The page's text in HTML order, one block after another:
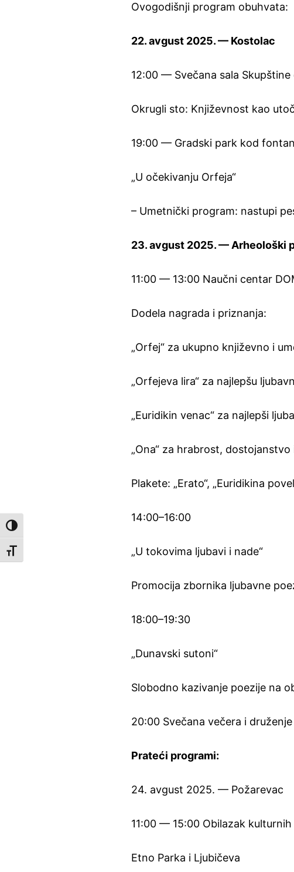
Toggle High Contrast
Toggle Font size
Ovogodišnji program obuhvata:
22. avgust 2025. — Kostolac
12:00 — Svečana sala Skupštine
Okrugli sto: Književnost kao
19:00 — Gradski park kod
„U očekivanju Orfeja“
– Umetnički program: nastupi
23. avgust 2025. — Arheološki
11:00 — 13:00 Naučni centar
Dodela nagrada i priznanja:
„Orfej“ za ukupno književno i
„Orfejeva lira“ za najlepšu
„Euridikin venac“ za najlepši
„Ona“ za hrabrost,
Plakete: „Erato“, „Euridikina
14:00–16:00
„U tokovima ljubavi i nade“
Promocija zbornika ljubavne
18:00–19:30
„Dunavski sutoni“
Slobodno kazivanje poezije na
20:00 Svečana večera i druženje
Prateći programi:
24. avgust 2025. — Požarevac
11:00 — 15:00 Obilazak
Etno Parka i Ljubičeva